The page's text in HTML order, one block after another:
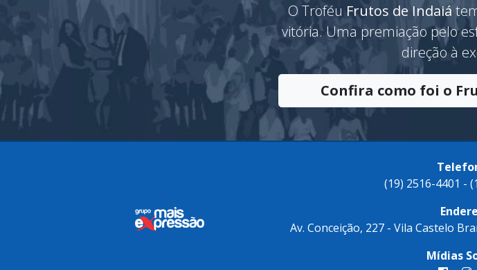
O Troféu Frutos de Indaiá
vitória. Uma premiação pelo
direção à
Confira como foi o
(19) 2516-4401 -
Av. Conceição, 227 - Vila Castelo
Mídias